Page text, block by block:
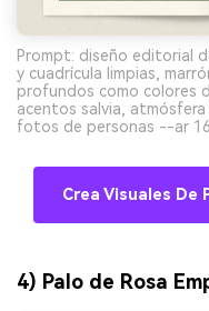
Prompt: diseño editorial
y cuadrícula limpias,
profundos como colores
acentos salvia,
fotos de personas --ar
Crea Visuales De
4) Palo de Rosa